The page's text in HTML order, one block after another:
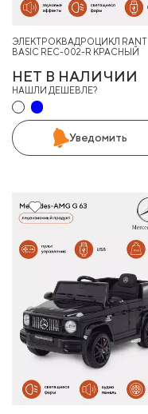
ЭЛЕКТРОКВАДРОЦИКЛ RANT
BASIC REC-002-R КРАСНЫЙ
НЕТ В НАЛИЧИИ
НАШЛИ ДЕШЕВЛЕ?
Уведомить
28%